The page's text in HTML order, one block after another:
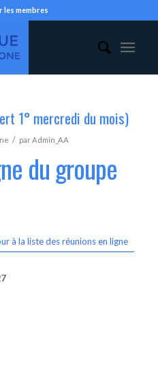
les membres
1° mercredi du mois)
/ parAdmin_AA
du groupe
à la liste des réunions en ligne